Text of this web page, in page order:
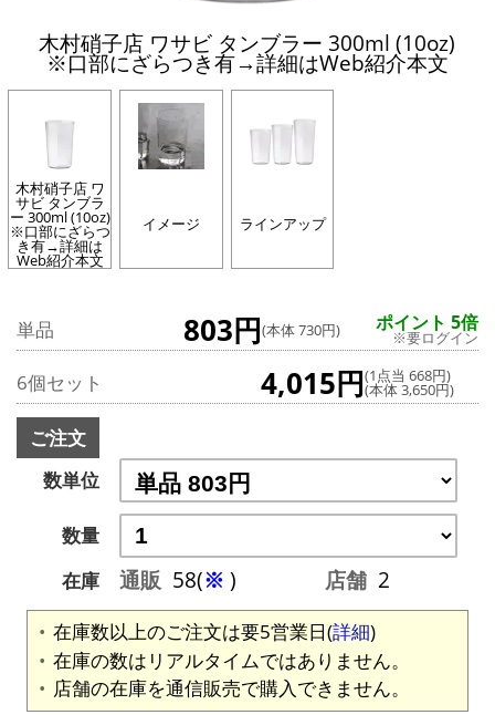
木村硝子店 ワサビ タンブラー 300ml (10oz)
※口部にざらつき有→詳細はWeb紹介本文
木村硝子店 ワ
サビ タンブラ
ー 300ml (10oz)
※口部にざらつ
き有→詳細は
Web紹介本文
イメージ ラインアップ
単品 803円(本体 730円) ポイント 5倍
※要ログイン
6個セット 4,015円(1点当 668円)
(本体 3,650円)
ご注文
数単位
数量
在庫
通販 58(※ ) 店舗 2
在庫数以上のご注文は要5営業日(詳細)
在庫の数はリアルタイムではありません。
店舗の在庫を通信販売で購入できません。